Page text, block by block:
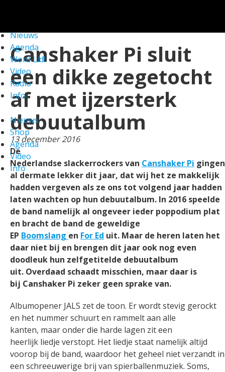
Nieuws
Agenda
Word Lid!
Video
Radio
Info
Nieuws
Shop
Agenda
Video
Info
ALBUM
REVIEW
Canshaker Pi sluit
een dikke zegetocht
af met ijzersterk
debuutalbum
13 december 2016
De
Nederlandse slackerrockers van Canshaker Pi gingen
al dermate lekker dit jaar, dat wij het ze makkelijk
hadden vergeven als ze ons tot volgend jaar hadden
laten wachten op hun debuutalbum. In 2016 speelde
de band namelijk al ongeveer ieder poppodium plat
en bracht de band de geweldige
EP Boomslang en For Ed uit. Maar de heren laten het
daar niet bij en brengen dit jaar ook nog even
doodleuk hun zelfgetitelde debuutalbum
uit. Overdaad schaadt misschien, maar daar is
bij Canshaker Pi zeker geen sprake van.
Albumopener JALS zet de toon. Er wordt stevig gerockt
en het nummer schuurt en rammelt aan alle
kanten, maar onder die harde lagen zit een
heerlijk liedje verstopt. Het liedje staat namelijk altijd
voorop bij de band, waardoor het geheel niet verzandt in
een schreeuwerige brij van spierballenmuziek. Soms,
gebruiken van de website, gaan we er vanuit dat je ermee
instemt.
Check!